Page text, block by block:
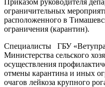
ограничительных
расположенного в
ограничения (карантин).
Специалисты ГБУ
Министерства сельского
осуществления
отмены карантина и иных
очагов лейкоза крупного